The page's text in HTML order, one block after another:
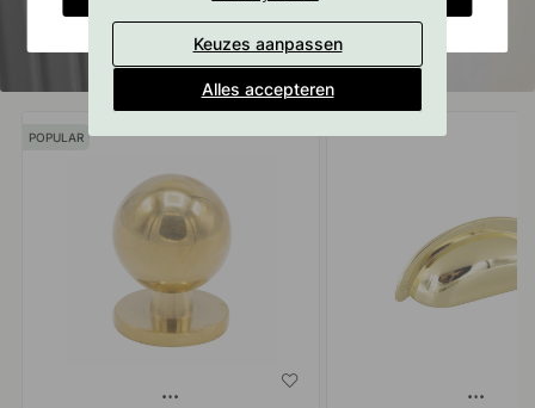
POPULAR
Keuzes aanpassen
Alles accepteren